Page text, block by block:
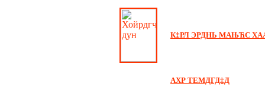
К‡РЛ ЭРДНЬ МАЊЋС
АХР ТЕМДГД‡Д